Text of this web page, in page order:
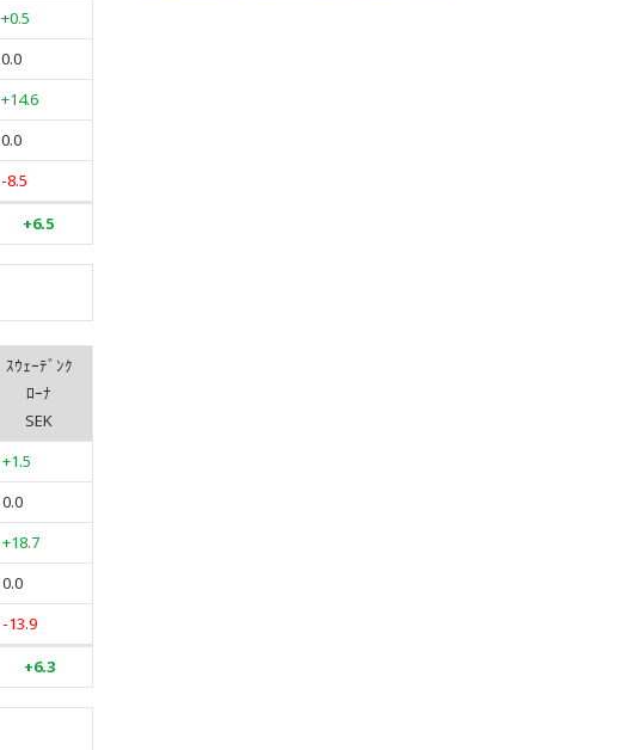
+0.5
0.0
+14.6
0.0
-8.5
+6.5
ｽｳｪｰﾃﾞﾝｸ
ﾛｰﾅ
SEK
+1.5
0.0
+18.7
0.0
-13.9
+6.3